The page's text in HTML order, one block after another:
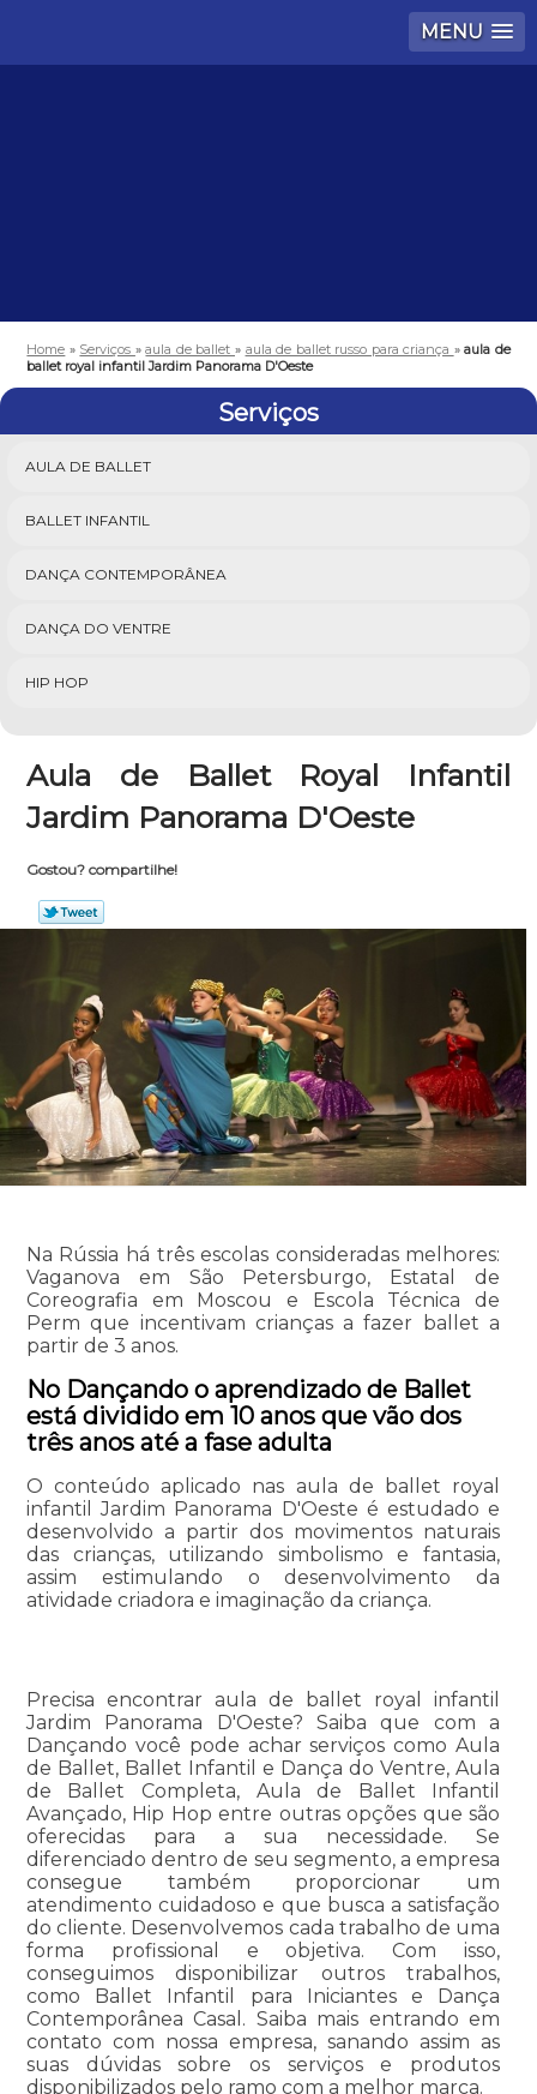
MENU
Home » Serviços »aula de ballet » aula de ballet russo para criança »aula de
ballet royal infantil Jardim Panorama D'Oeste
Serviços
AULA DE BALLET
BALLET INFANTIL
DANÇA CONTEMPORÂNEA
DANÇA DO VENTRE
HIP HOP
Aula de Ballet Royal Infantil
Jardim Panorama D'Oeste
Gostou? compartilhe!
Na Rússia há três escolas consideradas melhores:
Vaganova em São Petersburgo, Estatal de
Coreografia em Moscou e Escola Técnica de
Perm que incentivam crianças a fazer ballet a
partir de 3 anos.
No Dançando o aprendizado de Ballet
está dividido em 10 anos que vão dos
três anos até a fase adulta
O conteúdo aplicado nas aula de ballet royal
infantil Jardim Panorama D'Oeste é estudado e
desenvolvido a partir dos movimentos naturais
das crianças, utilizando simbolismo e fantasia,
assim estimulando o desenvolvimento da
atividade criadora e imaginação da criança.
Precisa encontrar aula de ballet royal infantil
Jardim Panorama D'Oeste? Saiba que com a
Dançando você pode achar serviços como Aula
de Ballet, Ballet Infantil e Dança do Ventre, Aula
de Ballet Completa, Aula de Ballet Infantil
Avançado, Hip Hop entre outras opções que são
oferecidas para a sua necessidade. Se
diferenciado dentro de seu segmento, a empresa
consegue também proporcionar um
atendimento cuidadoso e que busca a satisfação
do cliente. Desenvolvemos cada trabalho de uma
forma profissional e objetiva. Com isso,
conseguimos disponibilizar outros trabalhos,
como Ballet Infantil para Iniciantes e Dança
Contemporânea Casal. Saiba mais entrando em
contato com nossa empresa, sanando assim as
suas dúvidas sobre os serviços e produtos
disponibilizados pelo ramo com a melhor marca.